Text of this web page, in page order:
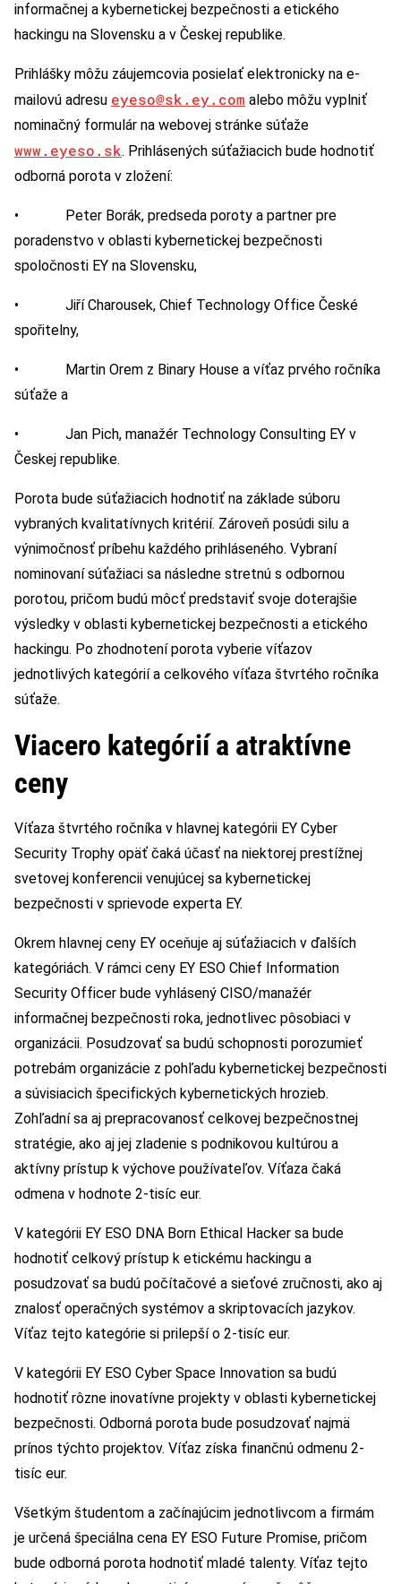
informačnej a kybernetickej bezpečnosti a etického
hackingu na Slovensku a v Českej republike.
Prihlášky môžu záujemcovia posielať elektronicky na e-
mailovú adresu eyeso@sk.ey.com alebo môžu vyplniť
nominačný formulár na webovej stránke súťaže
www.eyeso.sk. Prihlásených súťažiacich bude hodnotiť
odborná porota v zložení:
• Peter Borák, predseda poroty a partner pre
poradenstvo v oblasti kybernetickej bezpečnosti
spoločnosti EY na Slovensku,
• Jiří Charousek, Chief Technology Office České
spořitelny,
• Martin Orem z Binary House a víťaz prvého ročníka
súťaže a
• Jan Pich, manažér Technology Consulting EY v
Českej republike.
Porota bude súťažiacich hodnotiť na základe súboru
vybraných kvalitatívnych kritérií. Zároveň posúdi silu a
výnimočnosť príbehu každého prihláseného. Vybraní
nominovaní súťažiaci sa následne stretnú s odbornou
porotou, pričom budú môcť predstaviť svoje doterajšie
výsledky v oblasti kybernetickej bezpečnosti a etického
hackingu. Po zhodnotení porota vyberie víťazov
jednotlivých kategórií a celkového víťaza štvrtého ročníka
súťaže.
Viacero kategórií a atraktívne
ceny
Víťaza štvrtého ročníka v hlavnej kategórii EY Cyber
Security Trophy opäť čaká účasť na niektorej prestížnej
svetovej konferencii venujúcej sa kybernetickej
bezpečnosti v sprievode experta EY.
Okrem hlavnej ceny EY oceňuje aj súťažiacich v ďalších
kategóriách. V rámci ceny EY ESO Chief Information
Security Officer bude vyhlásený CISO/manažér
informačnej bezpečnosti roka, jednotlivec pôsobiaci v
organizácii. Posudzovať sa budú schopnosti porozumieť
potrebám organizácie z pohľadu kybernetickej bezpečnosti
a súvisiacich špecifických kybernetických hrozieb.
Zohľadní sa aj prepracovanosť celkovej bezpečnostnej
stratégie, ako aj jej zladenie s podnikovou kultúrou a
aktívny prístup k výchove používateľov. Víťaza čaká
odmena v hodnote 2-tisíc eur.
V kategórii EY ESO DNA Born Ethical Hacker sa bude
hodnotiť celkový prístup k etickému hackingu a
posudzovať sa budú počítačové a sieťové zručnosti, ako aj
znalosť operačných systémov a skriptovacích jazykov.
Víťaz tejto kategórie si prilepší o 2-tisíc eur.
V kategórii EY ESO Cyber Space Innovation sa budú
hodnotiť rôzne inovatívne projekty v oblasti kybernetickej
bezpečnosti. Odborná porota bude posudzovať najmä
prínos týchto projektov. Víťaz získa finančnú odmenu 2-
tisíc eur.
Všetkým študentom a začínajúcim jednotlivcom a firmám
je určená špeciálna cena EY ESO Future Promise, pričom
bude odborná porota hodnotiť mladé talenty. Víťaz tejto